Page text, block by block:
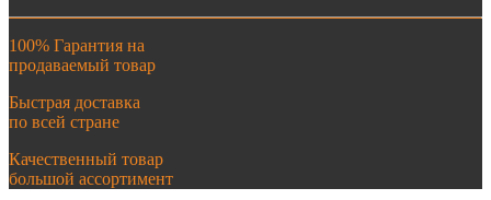
100% Гарантия на
продаваемый товар
Быстрая доставка
по всей стране
Качественный товар
большой ассортимент